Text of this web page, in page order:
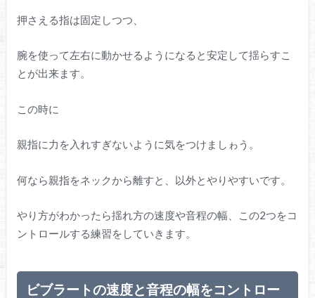
押さえる指は固定しつつ、
腕を使って左右に動かせるようになると安定して揺らすこ
とが出来ます。
この時に
親指に力を入れすぎないように気をつけましゎう。
何なら親指をネックから離すと、以外とやりやすいです。
やり方がわかったら揺れ方の速度や音程の幅、この2つをコ
ントロールする練習をしていきます。
ビブラートの速度と音程の幅をコントロー